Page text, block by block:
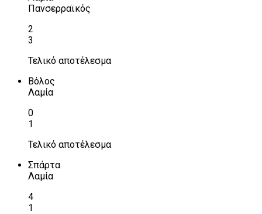
Πανσερραϊκός
2
3
Τελικό αποτέλεσμα
Βόλος
Λαμία
0
1
Τελικό αποτέλεσμα
Σπάρτα
Λαμία
4
1